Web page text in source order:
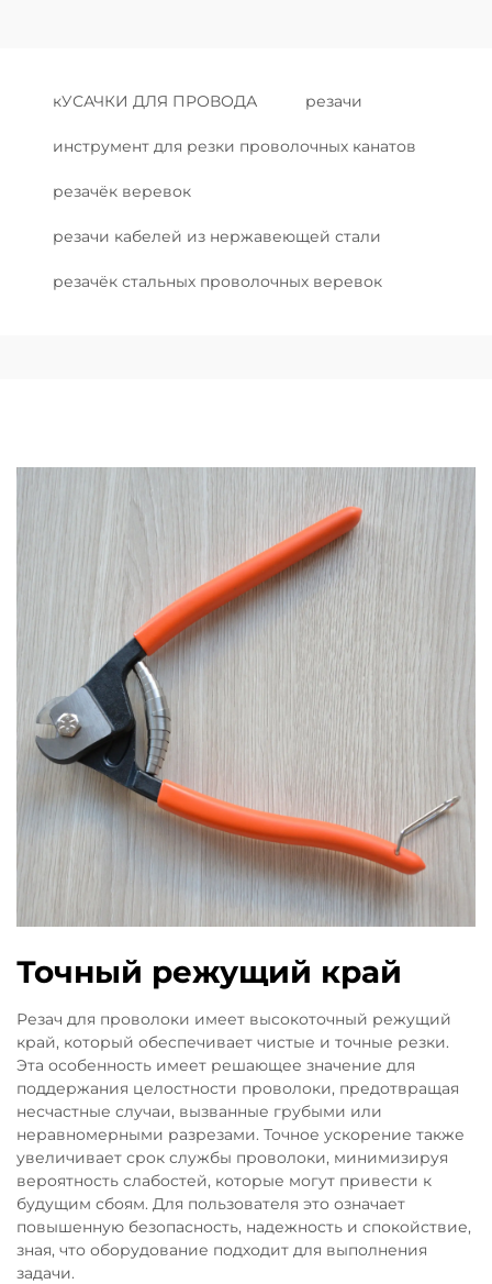
кУСАЧКИ ДЛЯ ПРОВОДА резачи
инструмент для резки проволочных канатов
резачёк веревок
резачи кабелей из нержавеющей стали
резачёк стальных проволочных веревок
Точный режущий край
Резач для проволоки имеет высокоточный режущий
край, который обеспечивает чистые и точные резки.
Эта особенность имеет решающее значение для
поддержания целостности проволоки, предотвращая
несчастные случаи, вызванные грубыми или
неравномерными разрезами. Точное ускорение также
увеличивает срок службы проволоки, минимизируя
вероятность слабостей, которые могут привести к
будущим сбоям. Для пользователя это означает
повышенную безопасность, надежность и спокойствие,
зная, что оборудование подходит для выполнения
задачи.